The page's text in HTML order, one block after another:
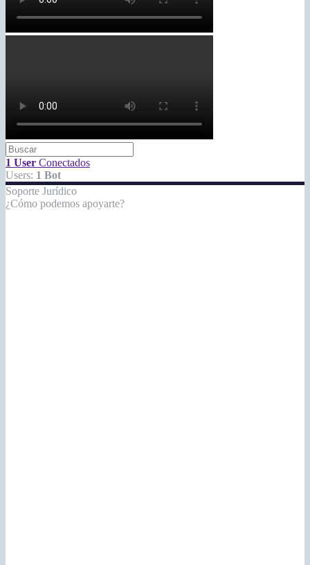
1 User Conectados
Users: 1 Bot
Soporte Jurídico
¿Cómo podemos apoyarte?